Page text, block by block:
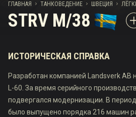
ГЛАВНАЯ ТАНКОВЕДЕНИЕ ШВЕЦИЯ
STRV M/38
ИСТОРИЧЕСКАЯ СПРАВКА
Разработан компанией Landsverk AB
L-60. За время серийного
подвергался модернизации. В
было выпущено порядка 216 машин